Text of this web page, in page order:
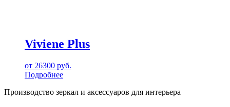
Viviene Plus
от 26300 руб.
Подробнее
Производство зеркал и аксессуаров для интерьера